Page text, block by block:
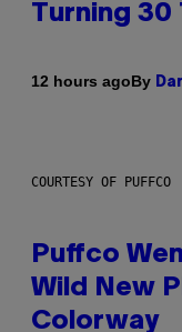
Turning 30
12 hours agoBy
COURTESY OF PUFFCO
Puffco
Wild New
Colorway